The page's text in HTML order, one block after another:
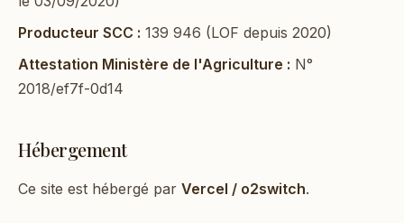
Producteur SCC : 139 946 (LOF depuis 2020)
Attestation Ministère de l'Agriculture : N°
2018/ef7f-0d14
Hébergement
Ce site est hébergé par Vercel / o2switch.